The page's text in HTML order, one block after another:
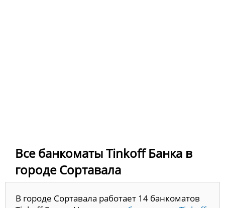
Все банкоматы Tinkoff Банка в
городе Сортавала
В городе Сортавала работает 14 банкоматов